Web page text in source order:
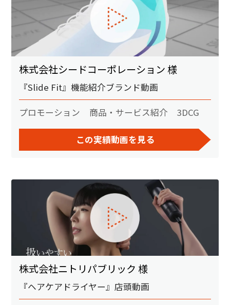
株式会社シードコーポレーション 様
『Slide Fit』機能紹介ブランド動画
プロモーション 商品・サービス紹介 3DCG
この実績動画を見る
株式会社ニトリパブリック 様
『ヘアケアドライヤー』店頭動画